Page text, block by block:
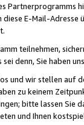
Partnerprogramms
E-Mail-
teilnehmen,
denn, Sie haben
und wir stellen auf
zu keinem
bitte lassen Sie
und Ihnen